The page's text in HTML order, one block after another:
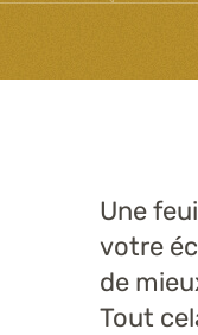
Une
votre
de
Tout